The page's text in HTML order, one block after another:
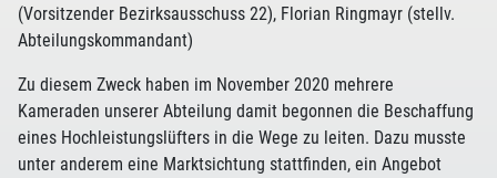
(Vorsitzender Bezirksausschuss 22), Florian Ringmayr (stellv.
Abteilungskommandant)
Zu diesem Zweck haben im November 2020 mehrere
Kameraden unserer Abteilung damit begonnen die Beschaffung
eines Hochleistungslüfters in die Wege zu leiten. Dazu musste
unter anderem eine Marktsichtung stattfinden, ein Angebot